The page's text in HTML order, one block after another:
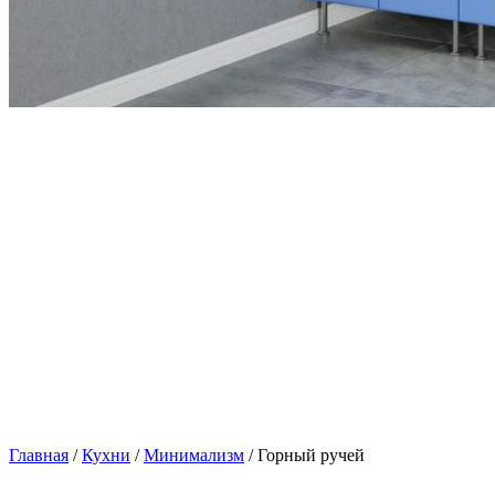
Главная /Кухни /Минимализм / Горный ручей